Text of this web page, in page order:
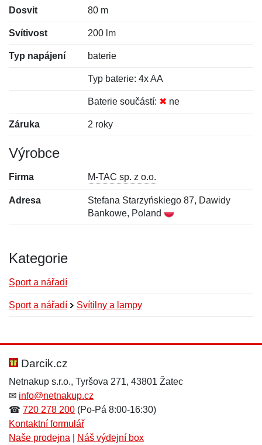
Dosvit 80 m
Svítivost 200 lm
Typ napájení baterie
Typ baterie: 4x AA
Baterie součástí: ✖ ne
Záruka 2 roky
Výrobce
Firma M-TAC sp. z o.o.
Adresa
Stefana Starzyńskiego 87, Dawidy
Bankowe, Poland
Kategorie
Sport a nářadí
Sport a nářadí Svítilny a lampy
Hodnocení:
Jméno: *
Jméno:
E-mail:*
Darcik.cz
Netnakup s.r.o., Tyršova 271, 43801 Žatec
✉ info@netnakup.cz
☎ 720 278 200 (Po-Pá 8:00-16:30)
Kontaktní formulář
Naše prodejna
Náš výdejní box